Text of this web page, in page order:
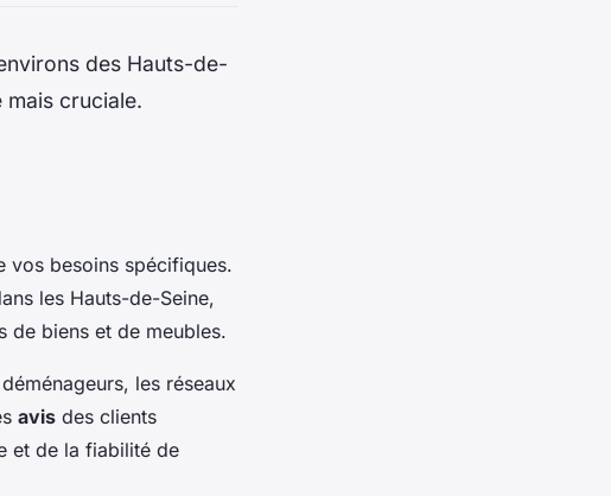
des Hauts-de-
mais cruciale.
vos besoins spécifiques.
les Hauts-de-Seine,
de biens et de meubles.
les réseaux
avis des clients
et de la fiabilité de